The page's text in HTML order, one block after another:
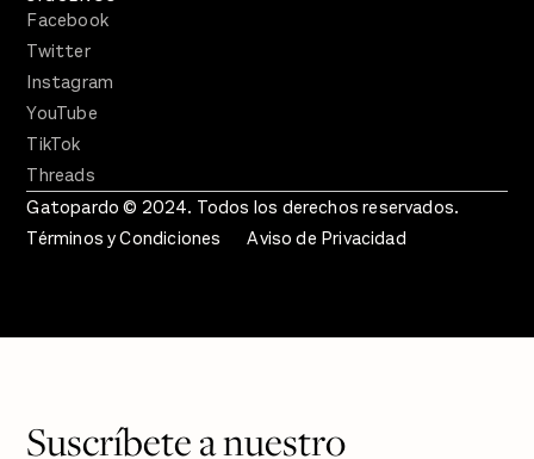
Facebook
Twitter
Instagram
YouTube
TikTok
Threads
Gatopardo © 2024. Todos los derechos reservados.
Términos y Condiciones
Aviso de Privacidad
Suscríbete a nuestro